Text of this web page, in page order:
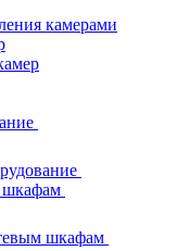
камерами
шкафам
шкафам